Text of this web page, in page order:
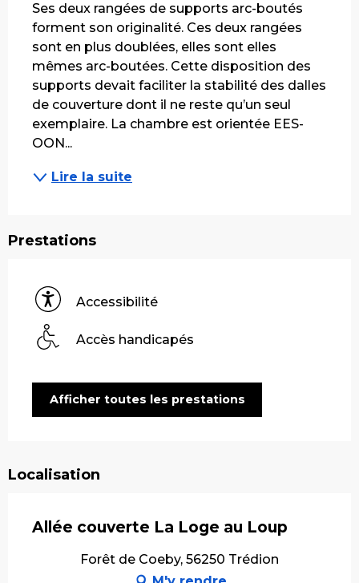
Ses deux rangées de supports arc-boutés
forment son originalité. Ces deux rangées
sont en plus doublées, elles sont elles
mêmes arc-boutées. Cette disposition des
supports devait faciliter la stabilité des dalles
de couverture dont il ne reste qu’un seul
exemplaire. La chambre est orientée EES-
OON...
Lire la suite
Prestations
Accessibilité
Accès handicapés
Afficher toutes les prestations
Localisation
Allée couverte La Loge au Loup
Forêt de Coeby, 56250 Trédion